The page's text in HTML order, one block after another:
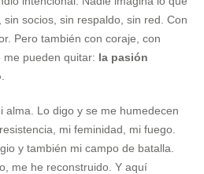
socios, sin respaldo, sin red. Con
Pero también con coraje, con
pueden quitar: la pasión
alma. Lo digo y se me humedecen
mi feminidad, mi fuego.
y también mi campo de batalla.
me he reconstruido. Y aquí